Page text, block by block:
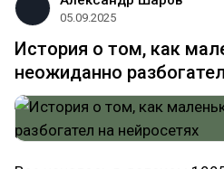
05.09.2025
История о том, как
неожиданно